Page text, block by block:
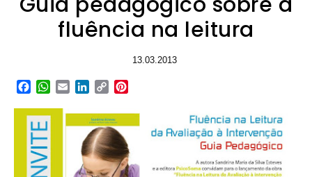
fluência na leitura
13.03.2013
Facebook
WhatsApp
EmailLinkedIn
Copy